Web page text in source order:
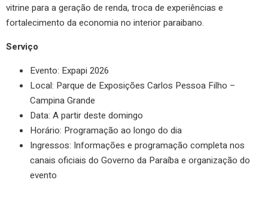
vitrine para a geração de renda, troca de experiências e
fortalecimento da economia no interior paraibano.
Serviço
Evento: Expapi 2026
Local: Parque de Exposições Carlos Pessoa Filho –
Campina Grande
Data: A partir deste domingo
Horário: Programação ao longo do dia
Ingressos: Informações e programação completa nos
canais oficiais do Governo da Paraíba e organização do
evento